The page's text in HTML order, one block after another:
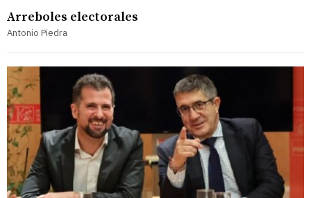
Arreboles electorales
Antonio Piedra